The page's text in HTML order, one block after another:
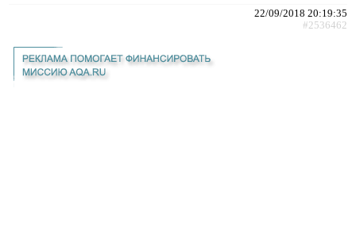
22/09/2018 20:19:35
#2536462